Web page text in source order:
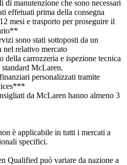
di manutenzione che sono necessari
effetuati prima della consegna
mesi e trasporto per proseguire il
sono stati sottoposti da un
nel relativo mercato
della carrozzeria e ispezione tecnica
McLaren.
personalizzati tramite
da McLaren hanno almeno 3
è applicabile in tutti i mercati a
specifici.
Qualified può variare da nazione a